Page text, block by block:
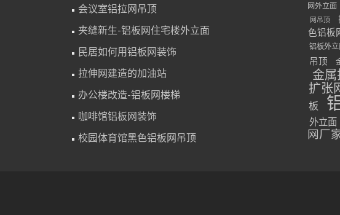
会议室铝拉网吊顶
夹缝新生-铝板网住宅楼外立面
民居如何用铝板网装饰
拉伸网建造的加油站
办公楼改造-铝板网楼梯
咖啡馆铝板网装饰
校园体育馆黑色铝板网吊顶
网外立面
网吊顶
色铝板
铝板外立
吊顶
金属
扩张
板
外立面
网厂